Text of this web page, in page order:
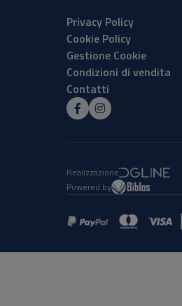
Privacy Policy
Cookie Policy
Gestione Cookie
Condizioni di vendita
Contatti
Realizzazione
Powered by